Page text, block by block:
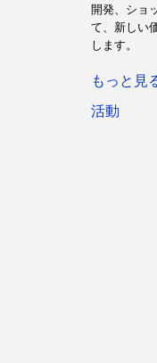
開発、ショ
て、新しい
します。
もっと見
活動